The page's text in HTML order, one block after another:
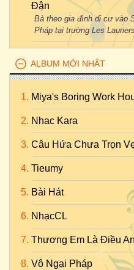
Đận
Bà theo gia đình di cư vào
Pháp tại trường Les
ALBUM MỚI NHẤT
Miya's Boring Work
Nhac Kara
Câu Hứa Chưa Trọn
Tieumy
Bài Hát
NhạcCL
Thương Em Là Điều
Vô Ngại Pháp